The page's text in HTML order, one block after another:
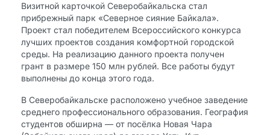
Визитной карточкой Северобайкальска стал
прибрежный парк «Северное сияние Байкала».
Проект стал победителем Всероссийского конкурса
лучших проектов создания комфортной городской
среды. На реализацию данного проекта получен
грант в размере 150 млн рублей. Все работы будут
выполнены до конца этого года.
В Северобайкальске расположено учебное заведение
среднего профессионального образования. География
студентов обширна — от посёлка Новая Чара